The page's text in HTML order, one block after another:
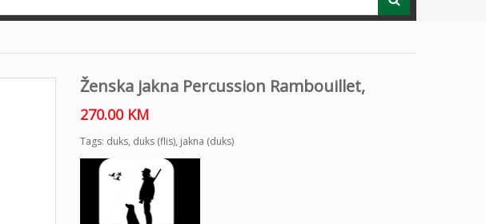
Ženska jakna Percussion Rambouillet,
270.00 KM
Tags: duks, duks (flis), jakna (duks)